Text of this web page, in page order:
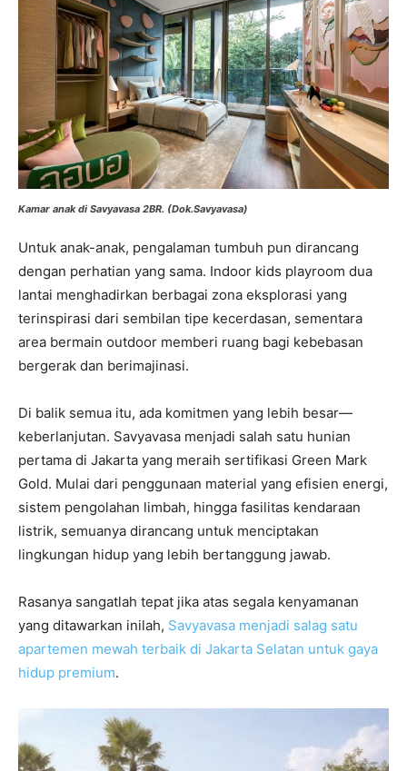
Kamar anak di Savyavasa 2BR. (Dok.Savyavasa)
Untuk anak-anak, pengalaman tumbuh pun dirancang
dengan perhatian yang sama. Indoor kids playroom dua
lantai menghadirkan berbagai zona eksplorasi yang
terinspirasi dari sembilan tipe kecerdasan, sementara
area bermain outdoor memberi ruang bagi kebebasan
bergerak dan berimajinasi.
Di balik semua itu, ada komitmen yang lebih besar—
keberlanjutan. Savyavasa menjadi salah satu hunian
pertama di Jakarta yang meraih sertifikasi Green Mark
Gold. Mulai dari penggunaan material yang efisien energi,
sistem pengolahan limbah, hingga fasilitas kendaraan
listrik, semuanya dirancang untuk menciptakan
lingkungan hidup yang lebih bertanggung jawab.
Rasanya sangatlah tepat jika atas segala kenyamanan
yang ditawarkan inilah, Savyavasa menjadi salag satu
apartemen mewah terbaik di Jakarta Selatan untuk gaya
hidup premium.